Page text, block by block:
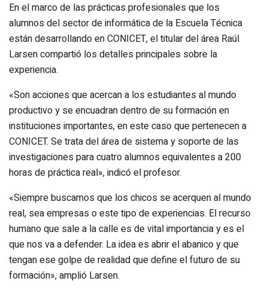
En el marco de las prácticas profesionales que los
alumnos del sector de informática de la Escuela Técnica
están desarrollando en CONICET, el titular del área Raúl
Larsen compartió los detalles principales sobre la
experiencia.
«Son acciones que acercan a los estudiantes al mundo
productivo y se encuadran dentro de su formación en
instituciones importantes, en este caso que pertenecen a
CONICET. Se trata del área de sistema y soporte de las
investigaciones para cuatro alumnos equivalentes a 200
horas de práctica real», indicó el profesor.
«Siempre buscamos que los chicos se acerquen al mundo
real, sea empresas o este tipo de experiencias. El recurso
humano que sale a la calle es de vital importancia y es el
que nos va a defender. La idea es abrir el abanico y que
tengan ese golpe de realidad que define el futuro de su
formación», amplió Larsen.